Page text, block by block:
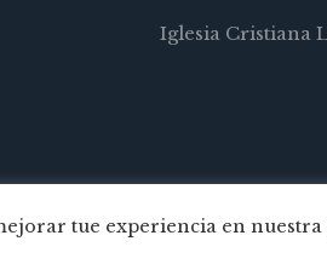
Iglesia Cristiana
tue experiencia en nuestra